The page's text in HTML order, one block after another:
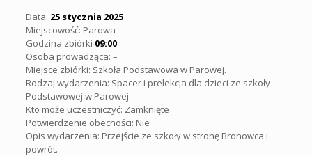
Data: 25 stycznia 2025
Miejscowość: Parowa
Godzina zbiórki 09:00
Osoba prowadząca: –
Miejsce zbiórki: Szkoła Podstawowa w Parowej.
Rodzaj wydarzenia: Spacer i prelekcja dla dzieci ze szkoły
Podstawowej w Parowej.
Kto może uczestniczyć: Zamknięte
Potwierdzenie obecności: Nie
Opis wydarzenia: Przejście ze szkoły w stronę Bronowca i
powrót.